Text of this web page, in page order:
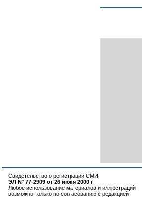
Свидетельство о регистрации СМИ:
ЭЛ N° 77-2909 от 26 июня 2000 г
Любое использование материалов и иллюстраций
возможно только по согласованию с редакцией